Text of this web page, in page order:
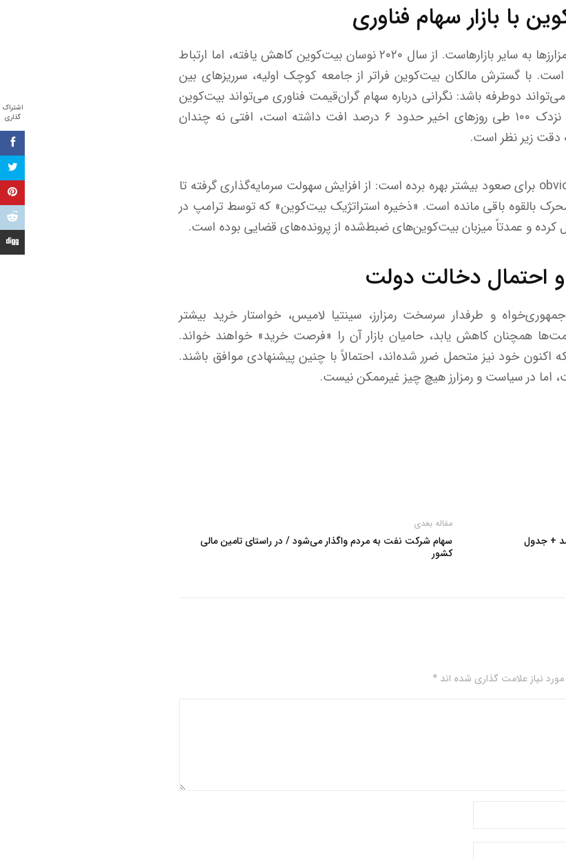
اشتراک
گذاری
با بازار سهام فناوری
ریسک بزرگ‌تر، سرایت نگاه منفی به رمزارز‌ها به سایر بازارهاست. از سال ۲۰۲۰ نوسان بیت‌کوین کاهش یافته، اما ارتباط
با گسترش مالکان بیت‌کوین فراتر از جامعه کوچک اولیه، سرریز‌های بین
دوطرفه باشد: نگرانی درباره سهام گران‌قیمت فناوری می‌تواند بیت‌کوین
را تضعیف کند و یا بالعکس. شاخص نزدک ۱۰۰ طی روز‌های اخیر حدود ۶ درصد افت داشته است، افتی نه چندان
دقت زیر نظر است.
بیت‌کوین از بسیاری از محرک‌های obvious برای صعود بیشتر بهره برده است: از افزایش سهولت سرمایه‌گذاری گرفته تا
بالقوه باقی مانده است. «ذخیره استراتژیک بیت‌کوین» که توسط ترامپ در
کرده و عمدتاً میزبان بیت‌کوین‌های ضبط‌شده از پرونده‌های قضایی بوده است.
احتمال دخالت دولت
و طرفدار سرسخت رمزارز، سینتیا لامیس، خواستار خرید بیشتر
همچنان کاهش یابد، حامیان بازار آن را «فرصت خرید» خواهند خواند.
اکنون خود نیز متحمل ضرر شده‌اند، احتمالاً با چنین پیشنهادی موافق باشند.
اما در سیاست و رمزارز هیچ چیز غیرممکن نیست.
مقاله بعدی
سهام شرکت نفت به مردم واگذار می‌شود / در راستای تامین مالی
کشور
نیاز علامت گذاری شده اند *